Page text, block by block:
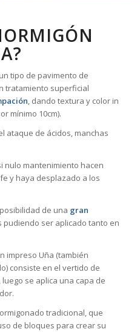
tipo de pavimento de
tratamiento superficial
, dando textura y color in
mínimo 10cm).
ataque de ácidos, manchas
nulo mantenimiento hacen
y haya desplazado a los
de una gran
ser aplicado tanto en
impreso Uña (también
consiste en el vertido de
se aplica una capa de
tradicional, que
de bloques para crear su